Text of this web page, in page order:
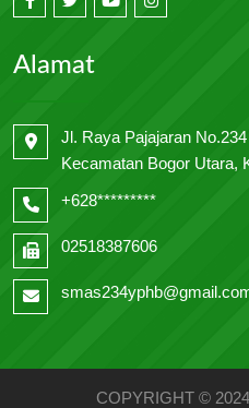
Alamat
Jl. Raya Pajajaran
Kecamatan Bogor Utara,
+628*********
02518387606
COPYRIGHT © 2024